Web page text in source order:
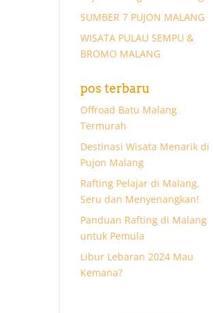
SUMBER 7 PUJON MALANG
WISATA PULAU SEMPU &
BROMO MALANG
pos terbaru
Offroad Batu Malang
Termurah
Destinasi Wisata Menarik di
Pujon Malang
Rafting Pelajar di Malang,
Seru dan Menyenangkan!
Panduan Rafting di Malang
untuk Pemula
Libur Lebaran 2024 Mau
Kemana?